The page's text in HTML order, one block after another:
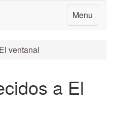
Menu
ventanal
a El